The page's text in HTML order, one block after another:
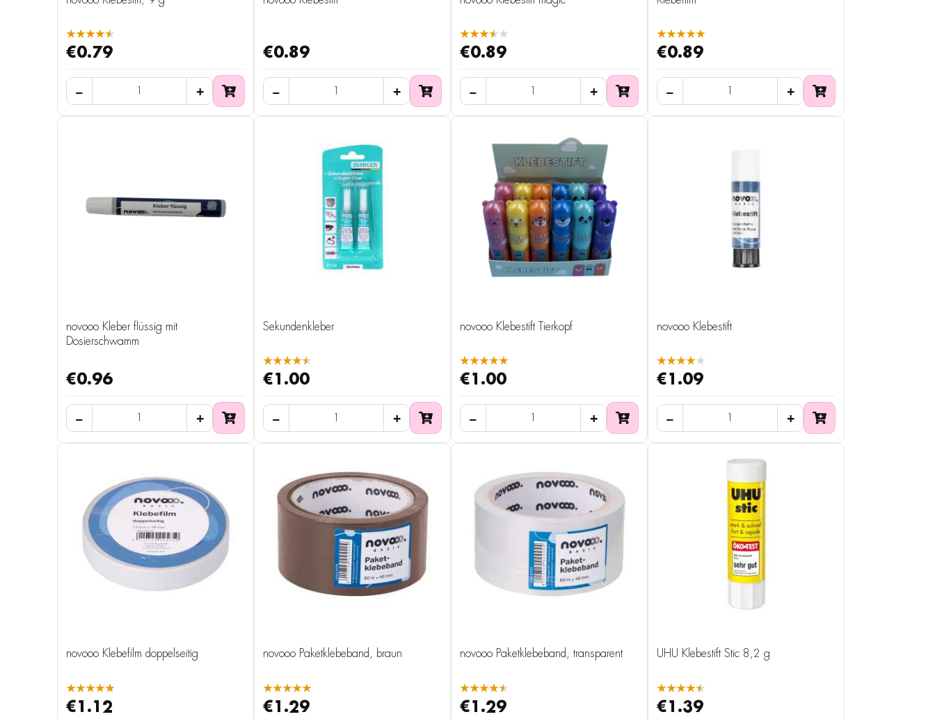
★★★★★
€0.79 €0.89
★★★★★
€0.89
★★★★★
€0.89
novooo Kleber flüssig mit
Dosierschwamm
€0.96
Sekundenkleber
★★★★★
€1.00
novooo Klebestift Tierkopf
★★★★★
€1.00
novooo Klebestift
★★★★★
€1.09
novooo Klebefilm doppelseitig
★★★★★
€1.12
novooo Paketklebeband, braun
★★★★★
€1.29
novooo Paketklebeband, transparent
★★★★★
€1.29
UHU Klebestift Stic 8,2 g
★★★★★
€1.39